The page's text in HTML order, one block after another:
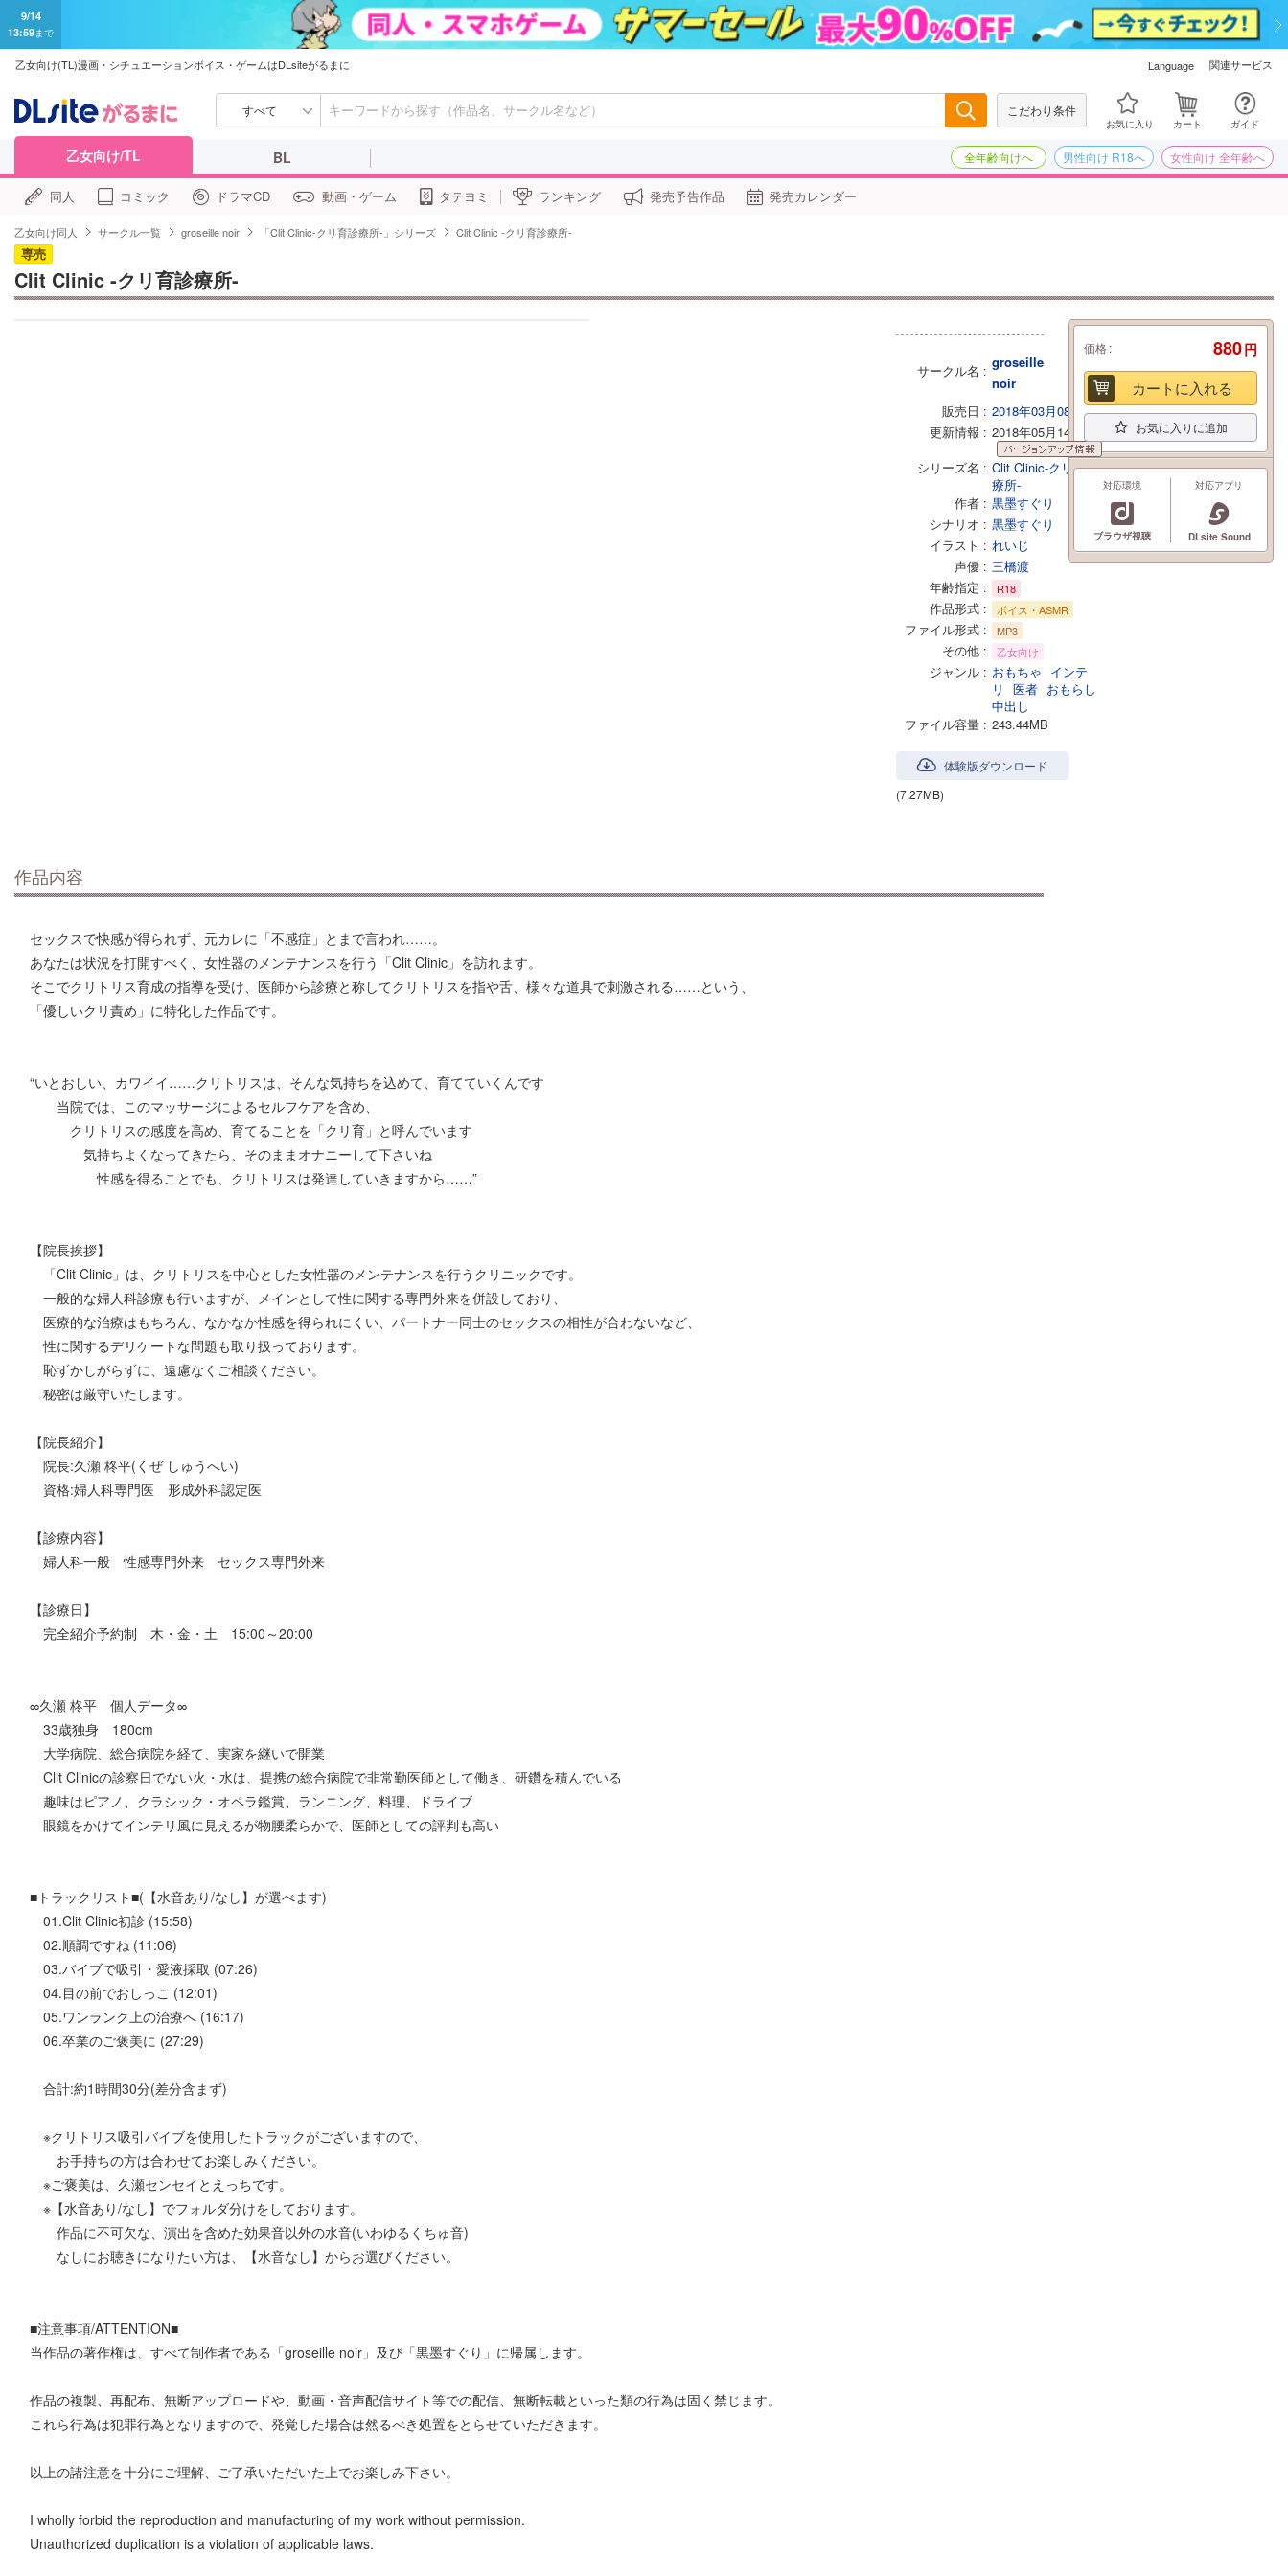
9/14
13:59まで
乙女向け(TL)漫画・シチュエーションボイス・ゲームはDLsiteがるまに Language 関連サービス
すべて こだわり条件
お気に入り カート ガイド
乙女向け/TL BL 全年齢向けへ 男性向け R18へ 女性向け 全年齢へ
同人 コミック ドラマCD 動画・ゲーム タテヨミ ランキング 発売予告作品 発売カレンダー
乙女向け同人 サークル一覧 groseille noir 「Clit Clinic-クリ育診療所-」シリーズ Clit Clinic -クリ育診療所-
専売
Clit Clinic -クリ育診療所-
サークル名
groseille
noir
販売日
2018年03月08日
更新情報
2018年05月14日
更新情報
シリーズ名
Clit Clinic-クリ育診
療所-
作者
黒墨すぐり
シナリオ
黒墨すぐり
イラスト
れいじ
声優
三橋渡
年齢指定
R18
作品形式 ボイス・ASMR
ファイル形式 MP3
その他 乙女向け
ジャンル おもちゃ インテ
リ
医者 おもらし
中出し
ファイル容量
243.44MB
体験版ダウンロード
(7.27MB)
作品内容
セックスで快感が得られず、元カレに「不感症」とまで言われ……。
あなたは状況を打開すべく、女性器のメンテナンスを行う「Clit Clinic」を訪れます。
そこでクリトリス育成の指導を受け、医師から診療と称してクリトリスを指や舌、様々な道具で刺激される……という、
「優しいクリ責め」に特化した作品です。
“いとおしい、カワイイ……クリトリスは、そんな気持ちを込めて、育てていくんです
当院では、このマッサージによるセルフケアを含め、
クリトリスの感度を高め、育てることを「クリ育」と呼んでいます
気持ちよくなってきたら、そのままオナニーして下さいね
性感を得ることでも、クリトリスは発達していきますから……”
【院長挨拶】
「Clit Clinic」は、クリトリスを中心とした女性器のメンテナンスを行うクリニックです。
一般的な婦人科診療も行いますが、メインとして性に関する専門外来を併設しており、
医療的な治療はもちろん、なかなか性感を得られにくい、パートナー同士のセックスの相性が合わないなど、
性に関するデリケートな問題も取り扱っております。
恥ずかしがらずに、遠慮なくご相談ください。
秘密は厳守いたします。
【院長紹介】
院長:久瀬 柊平(くぜ しゅうへい)
資格:婦人科専門医 形成外科認定医
【診療内容】
婦人科一般 性感専門外来 セックス専門外来
【診療日】
完全紹介予約制 木・金・土 15:00～20:00
∞久瀬 柊平 個人データ∞
33歳独身 180cm
大学病院、総合病院を経て、実家を継いで開業
Clit Clinicの診察日でない火・水は、提携の総合病院で非常勤医師として働き、研鑽を積んでいる
趣味はピアノ、クラシック・オペラ鑑賞、ランニング、料理、ドライブ
眼鏡をかけてインテリ風に見えるが物腰柔らかで、医師としての評判も高い
■トラックリスト■(【水音あり/なし】が選べます)
01.Clit Clinic初診 (15:58)
02.順調ですね (11:06)
03.バイブで吸引・愛液採取 (07:26)
04.目の前でおしっこ (12:01)
05.ワンランク上の治療へ (16:17)
06.卒業のご褒美に (27:29)
合計:約1時間30分(差分含まず)
※クリトリス吸引バイブを使用したトラックがございますので、
お手持ちの方は合わせてお楽しみください。
※ご褒美は、久瀬センセイとえっちです。
※【水音あり/なし】でフォルダ分けをしております。
作品に不可欠な、演出を含めた効果音以外の水音(いわゆるくちゅ音)
なしにお聴きになりたい方は、【水音なし】からお選びください。
■注意事項/ATTENTION■
当作品の著作権は、すべて制作者である「groseille noir」及び「黒墨すぐり」に帰属します。
作品の複製、再配布、無断アップロードや、動画・音声配信サイト等での配信、無断転載といった類の行為は固く禁じます。
これら行為は犯罪行為となりますので、発覚した場合は然るべき処置をとらせていただきます。
以上の諸注意を十分にご理解、ご了承いただいた上でお楽しみ下さい。
I wholly forbid the reproduction and manufacturing of my work without permission.
Unauthorized duplication is a violation of applicable laws.
価格 880円
カートに入れる
お気に入りに追加
対応環境
ブラウザ視聴
対応アプリ
DLsite Sound